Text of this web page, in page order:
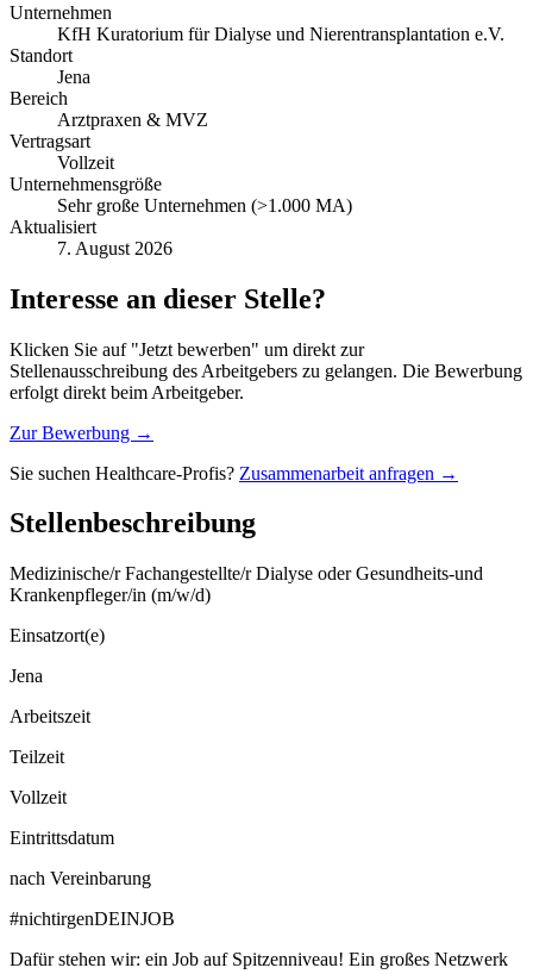
Unternehmen
KfH Kuratorium für Dialyse und Nierentransplantation e.V.
Standort
Jena
Bereich
Arztpraxen & MVZ
Vertragsart
Vollzeit
Unternehmensgröße
Sehr große Unternehmen (>1.000 MA)
Aktualisiert
7. August 2026
Interesse an dieser Stelle?
Klicken Sie auf "Jetzt bewerben" um direkt zur
Stellenausschreibung des Arbeitgebers zu gelangen. Die Bewerbung
erfolgt direkt beim Arbeitgeber.
Zur Bewerbung →
Sie suchen Healthcare-Profis? Zusammenarbeit anfragen →
Stellenbeschreibung
Medizinische/r Fachangestellte/r Dialyse oder Gesundheits-und
Krankenpfleger/in (m/w/d)
Einsatzort(e)
Jena
Arbeitszeit
Teilzeit
Vollzeit
Eintrittsdatum
nach Vereinbarung
#nichtirgenDEINJOB
Dafür stehen wir: ein Job auf Spitzenniveau! Ein großes Netzwerk